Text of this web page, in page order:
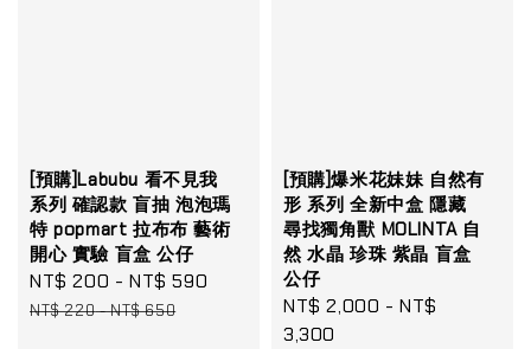
[預購]Labubu 看不見我
系列 確認款 盲抽 泡泡瑪
特 popmart 拉布布 藝術
開心 實驗 盲盒 公仔
Sale
price
NT$ 200 -NT$ 590
Regular
NT$ 220-NT$ 650
[預購]爆米花妹妹 自然有
形 系列 全新中盒 隱藏
尋找獨角獸 MOLINTA 自
然 水晶 珍珠 紫晶 盲盒
公仔
Sale
price
NT$ 2,000 -NT$
3,300